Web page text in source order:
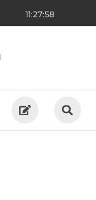
11:28:00